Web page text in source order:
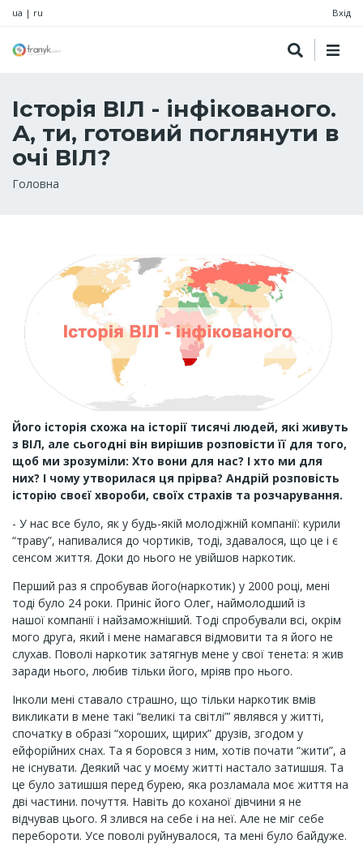
ua | ru Вхід
Історія ВІЛ - інфікованого.
А, ти, готовий поглянути в
очі ВІЛ?
Рядок
Головна
Його історія схожа на історії тисячі людей, які живуть
з ВІЛ, але сьогодні він вирішив розповісти її для того,
щоб ми зрозуміли: Хто вони для нас? І хто ми для
них? І чому утворилася ця прірва? Андрій розповість
історію своєї хвороби, своїх страхів та розчарування.
- У нас все було, як у будь-якій молодіжній компанії: курили
“траву”, напивалися до чортиків, тоді, здавалося, що це і є
сенсом життя. Доки до нього не увійшов наркотик.
Перший раз я спробував його(наркотик) у 2000 році, мені
тоді було 24 роки. Приніс його Олег, наймолодший із
нашої компанії і найзаможніший. Тоді спробували всі, окрім
мого друга, який і мене намагався відмовити та я його не
слухав. Поволі наркотик затягнув мене у свої тенета: я жив
заради нього, любив тільки його, мріяв про нього.
Інколи мені ставало страшно, що тільки наркотик вмів
викликати в мене такі “великі та світлі”’ являвся у житті,
спочатку в образі “хороших, щирих” друзів, згодом у
ейфорійних снах. Та я боровся з ним, хотів почати “жити”, а
не існувати. Деякий час у моєму житті настало затишшя. Та
це було затишшя перед бурею, яка розламала моє життя на
дві частини. почуття. Навіть до коханої дівчини я не
відчував цього. Я злився на себе і на неї. Але не міг себе
перебороти. Усе поволі руйнувалося, та мені було байдуже.